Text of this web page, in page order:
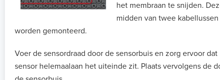
het membraan te snijden.
midden van twee
worden gemonteerd.
Voer de sensordraad door de sensorbuis en zorg ervoor
sensor helemaalaan het uiteinde zit. Plaats vervolgens de